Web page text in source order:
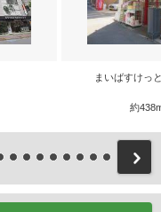
まいばすけっ
約